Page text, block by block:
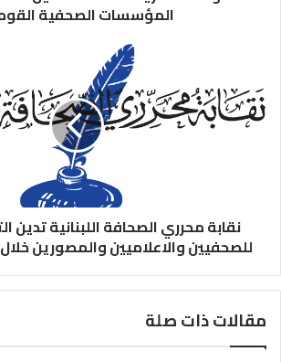
المؤسسات الصحفية
نقابة محرري الصحافة اللبنانية تدين
للصحفيين والاعلاميين والمصورين
مقالات ذات صلة